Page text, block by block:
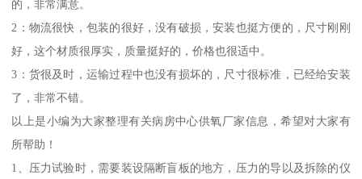
的，非常满意。
2：物流很快，包装的很好，没有破损，安装也挺方便的，尺寸刚刚
好，这个材质很厚实，质量挺好的，价格也很适中。
3：货很及时，运输过程中也没有损坏的，尺寸很标准，已经给安装
了，非常不错。
以上是小编为大家整理有关病房中心供氧厂家信息，希望对大家有
所帮助！
1、压力试验时，需要装设隔断盲板的地方，压力的导以及拆除的仪